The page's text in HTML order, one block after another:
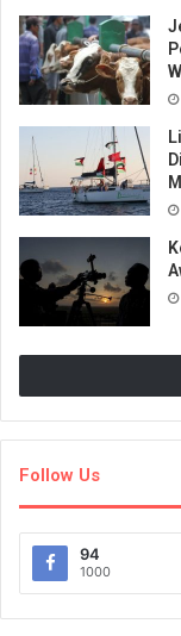
Follow Us
94
1000